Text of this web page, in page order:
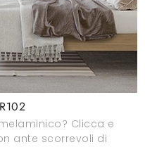
Clicca e
ante scorrevoli di